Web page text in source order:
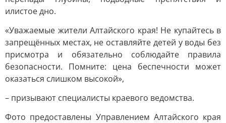
илистое дно.
«Уважаемые жители Алтайского края! Не купайтесь в
запрещённых местах, не оставляйте детей у воды без
присмотра и обязательно соблюдайте правила
безопасности. Помните: цена беспечности может
оказаться слишком высокой»,
– призывают специалисты краевого ведомства.
Фото предоставлены Управлением Алтайского края